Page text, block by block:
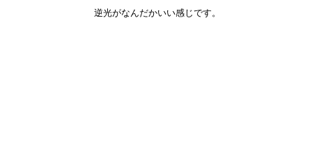
逆光がなんだかいい感じです。